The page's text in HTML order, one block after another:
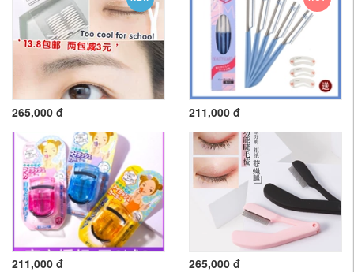
265,000 đ 211,000 đ
211,000 đ 265,000 đ